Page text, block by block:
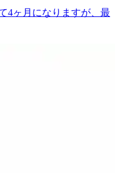
4ヶ月になりますが、最